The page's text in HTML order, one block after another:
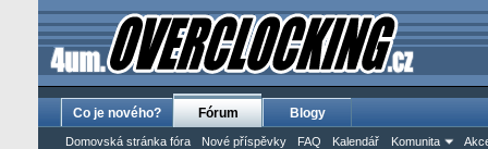
Co je nového? Fórum
Domovská stránka fóra Nové příspěvky FAQ Kalendář Komunita
Blogy